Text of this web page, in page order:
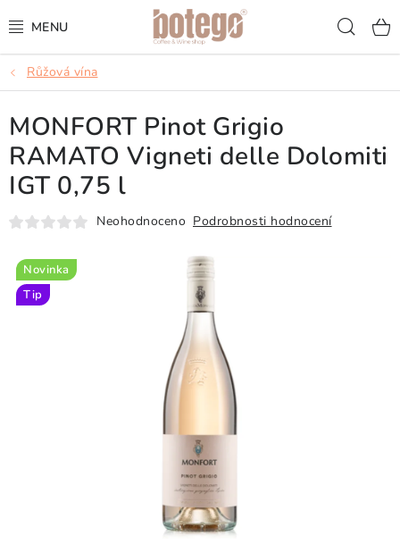
na
KÁVA
FRAPPÉ
VÍNA
ŠUMIVÁ VÍNA
KOKTEJLY & APERITIVY
ČAJ & ČOKOLÁDA
Obchodní podmínky
Podmínky ochrany osobních údajů
Velkoobchod
Růžová vína
MONFORT Pinot Grigio
RAMATO Vigneti delle Dolomiti
IGT 0,75 l
Neohodnoceno Podrobnosti hodnocení
Novinka
Tip